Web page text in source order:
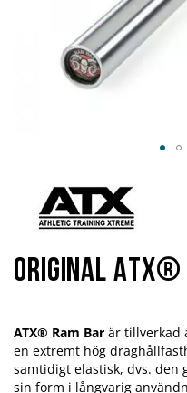
ATX® Ram Bar är tillverkad
en extremt hög
samtidigt elastisk, dvs. den
sin form i långvarig
Original ATX®
början
bildgalleriet